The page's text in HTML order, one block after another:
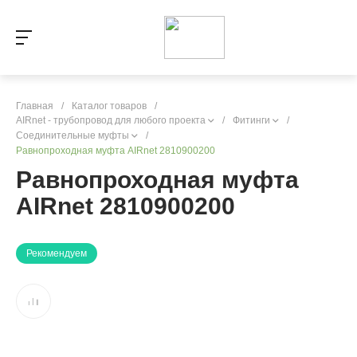
Главная / Каталог товаров
/
AIRnet - трубопровод для любого проекта
/ Фитинги
/
Соединительные муфты
/
Равнопроходная муфта AIRnet 2810900200
Равнопроходная муфта
AIRnet 2810900200
Рекомендуем